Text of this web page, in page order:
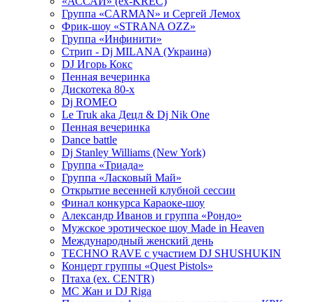
Группа «CARMAN» и Сергей Лемох
Фрик-шоу «STRANA OZZ»
Группа «Инфинити»
Стрип - Dj MILANA (Украина)
DJ Игорь Кокс
Пенная вечеринка
Дискотека 80-х
Dj ROMEO
Le Truk aka Децл & Dj Nik One
Пенная вечеринка
Dance battle
Dj Stanley Williams (New York)
Группа «Триада»
Группа «Ласковый Май»
Открытие весенней клубной сессии
Финал конкурса Караоке-шоу
Александр Иванов и группа «Рондо»
Мужское эротическое шоу Made in Heaven
Международный женский день
TECHNO RAVE с участием DJ SHUSHUKIN
Концерт группы «Quest Pistols»
Птаха (ex. CENTR)
МС Жан и DJ Riga